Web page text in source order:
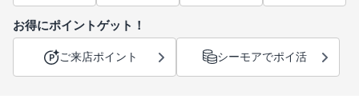
お得にポイントゲット！
ご来店ポイント シーモアでポイ活